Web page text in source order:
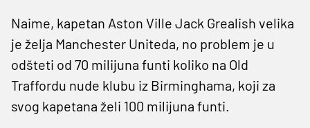
Naime, kapetan Aston Ville Jack Grealish velika
je želja Manchester Uniteda, no problem je u
odšteti od 70 milijuna funti koliko na Old
Traffordu nude klubu iz Birminghama, koji za
svog kapetana želi 100 milijuna funti.